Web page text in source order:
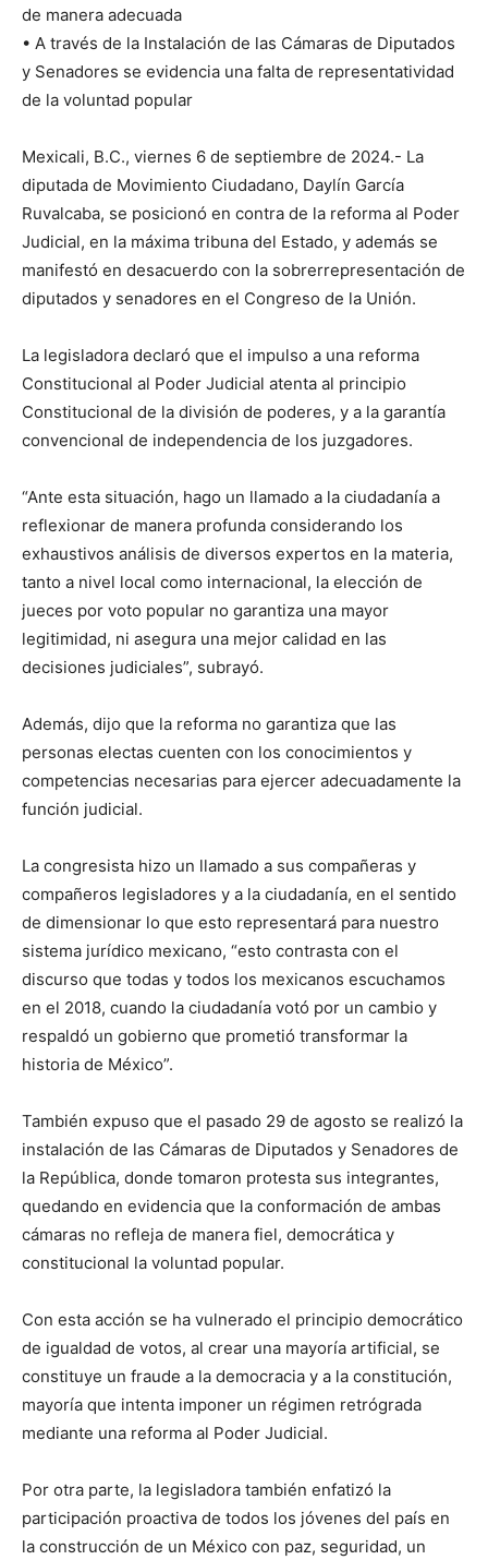
de manera adecuada
• A través de la Instalación de las Cámaras de Diputados
y Senadores se evidencia una falta de representatividad
de la voluntad popular
Mexicali, B.C., viernes 6 de septiembre de 2024.- La
diputada de Movimiento Ciudadano, Daylín García
Ruvalcaba, se posicionó en contra de la reforma al Poder
Judicial, en la máxima tribuna del Estado, y además se
manifestó en desacuerdo con la sobrerrepresentación de
diputados y senadores en el Congreso de la Unión.
La legisladora declaró que el impulso a una reforma
Constitucional al Poder Judicial atenta al principio
Constitucional de la división de poderes, y a la garantía
convencional de independencia de los juzgadores.
“Ante esta situación, hago un llamado a la ciudadanía a
reflexionar de manera profunda considerando los
exhaustivos análisis de diversos expertos en la materia,
tanto a nivel local como internacional, la elección de
jueces por voto popular no garantiza una mayor
legitimidad, ni asegura una mejor calidad en las
decisiones judiciales”, subrayó.
Además, dijo que la reforma no garantiza que las
personas electas cuenten con los conocimientos y
competencias necesarias para ejercer adecuadamente la
función judicial.
La congresista hizo un llamado a sus compañeras y
compañeros legisladores y a la ciudadanía, en el sentido
de dimensionar lo que esto representará para nuestro
sistema jurídico mexicano, “esto contrasta con el
discurso que todas y todos los mexicanos escuchamos
en el 2018, cuando la ciudadanía votó por un cambio y
respaldó un gobierno que prometió transformar la
historia de México”.
También expuso que el pasado 29 de agosto se realizó la
instalación de las Cámaras de Diputados y Senadores de
la República, donde tomaron protesta sus integrantes,
quedando en evidencia que la conformación de ambas
cámaras no refleja de manera fiel, democrática y
constitucional la voluntad popular.
Con esta acción se ha vulnerado el principio democrático
de igualdad de votos, al crear una mayoría artificial, se
constituye un fraude a la democracia y a la constitución,
mayoría que intenta imponer un régimen retrógrada
mediante una reforma al Poder Judicial.
Por otra parte, la legisladora también enfatizó la
participación proactiva de todos los jóvenes del país en
la construcción de un México con paz, seguridad, un